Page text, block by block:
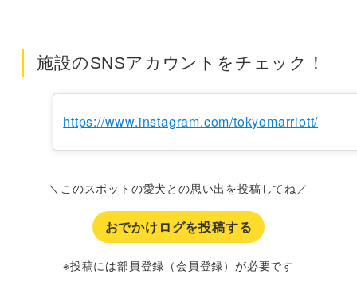
施設のSNSアカウントをチェック！
https://www.instagram.com/tokyomarriott/
＼このスポットの愛犬との思い出を投稿してね／
おでかけログを投稿する
※投稿には部員登録（会員登録）が必要です